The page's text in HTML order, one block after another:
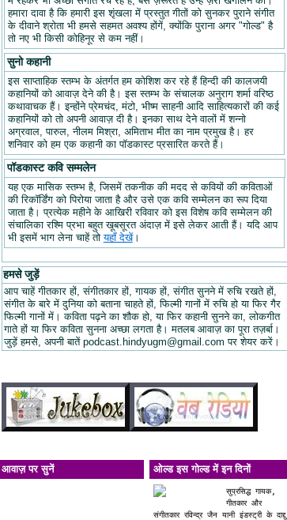
हमारा दावा है कि हमारी इस शृंखला में प्रस्तुत गीतों को सुनकर पुराने संगीत
के दीवाने श्रोता भी हमसे सहमत अवश्य होंगें, क्योंकि पुराना अगर "गोल्ड" है
तो नए भी किसी कोहिनूर से कम नहीं।
सुनो कहानी
इस साप्ताहिक स्तम्भ के अंतर्गत हम कोशिश कर रहे हैं हिन्दी की कालजयी
कहानियों को आवाज़ देने की है। इस स्तम्भ के संचालक अनुराग शर्मा वरिष्ठ
कथावाचक हैं। इन्होंने प्रेमचंद, मंटो, भीष्म साहनी आदि साहित्यकारों की कई
कहानियों को तो अपनी आवाज़ दी है। इनका साथ देने वालों में शन्नो
अग्रवाल, पारुल, नीलम मिश्रा, अमिताभ मीत का नाम प्रमुख है। हर
शनिवार को हम एक कहानी का पॉडकास्ट प्रसारित करते हैं।
पॉडकास्ट कवि सम्मलेन
यह एक मासिक स्तम्भ है, जिसमें तकनीक की मदद से कवियों की कविताओं
की रिकॉर्डिंग को पिरोया जाता है और उसे एक कवि सम्मेलन का रूप दिया
जाता है। प्रत्येक महीने के आखिरी रविवार को इस विशेष कवि सम्मेलन की
संचालिका रश्मि प्रभा बहुत खूबसूरत अंदाज़ में इसे लेकर आती हैं। यदि आप
भी इसमें भाग लेना चाहें तोयहाँ देखें।
हमसे जुड़ें
आप चाहें गीतकार हों, संगीतकार हों, गायक हों, संगीत सुनने में रुचि रखते हों,
संगीत के बारे में दुनिया को बताना चाहते हों, फिल्मी गानों में रुचि हो या फिर गैर
फिल्मी गानों में। कविता पढ़ने का शौक हो, या फिर कहानी सुनने का, लोकगीत
गाते हों या फिर कविता सुनना अच्छा लगता है। मतलब आवाज़ का पूरा तज़र्बा।
जुड़ें हमसे, अपनी बातें podcast.hindyugm@gmail.com पर शेयर करें।
आवाज़ पर सुनें ओल्ड इस गोल्ड में इन दिनों
सुप्रसिद्ध गायक,
गीतकार और
संगीतकार रविन्द्र जैन यानी इंडस्ट्री के दाद्दु